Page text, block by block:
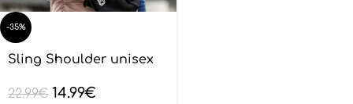
-35%
Sling Shoulder unisex
BL132801
22.99€ 14.99€